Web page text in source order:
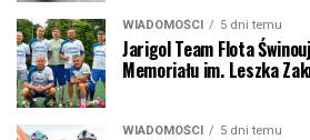
WIADOMOŚCI 5 dni temu
Jarigol Team Flota
Memoriału im. Leszka
WIADOMOŚCI 5 dni temu